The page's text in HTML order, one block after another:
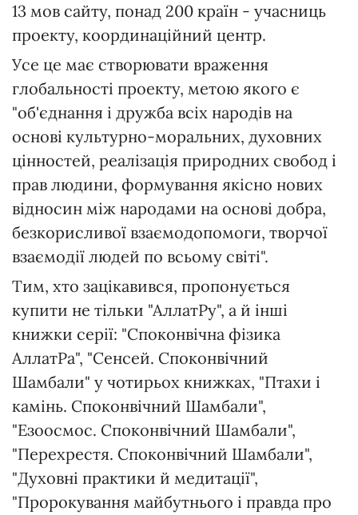
13 мов сайту, понад 200 країн - учасниць
проекту, координаційний центр.
Усе це має створювати враження
глобальності проекту, метою якого є
"об'єднання і дружба всіх народів на
основі культурно-моральних, духовних
цінностей, реалізація природних свобод і
прав людини, формування якісно нових
відносин між народами на основі добра,
безкорисливої взаємодопомоги, творчої
взаємодії людей по всьому світі".
Тим, хто зацікавився, пропонується
купити не тільки "АллатРу", а й інші
книжки серії: "Споконвічна фізика
АллатРа", "Сенсей. Споконвічний
Шамбали" у чотирьох книжках, "Птахи і
камінь. Споконвічний Шамбали",
"Езоосмос. Споконвічний Шамбали",
"Перехрестя. Споконвічний Шамбали",
"Духовні практики й медитації",
"Пророкування майбутнього і правда про